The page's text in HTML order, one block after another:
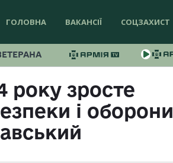
ГОЛОВНА ВАКАНСІЇ СОЦЗАХИСТ
зросте
і оборони